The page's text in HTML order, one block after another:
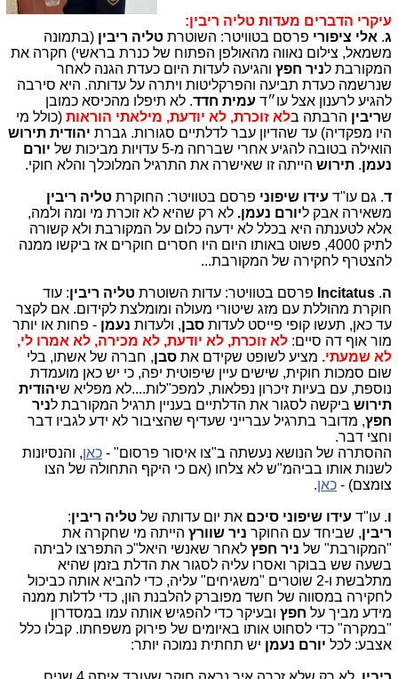
עיקרי הדברים מעדות טליה ריבין:
ג. אלי ציפורי פרסם בטוויטר: השוטרת טליה ריבין (בתמונה
משמאל, צילום נאווה מהאולפן הפתוח של כנרת בראשי) חקרה את
המקורבת לניר חפץ והגיעה לעדות היום כעדת הגנה לאחר
שנרשמה כעדת תביעה והפרקליטות ויתרה על עדותה. היא סירבה
להגיע לרענון אצל עו״ד עמית חדד. לא תיפלו מהכיסא כמובן
שריבין הרבתה בלא זוכרת, לא יודעת, מילאתי הוראות (כולל מי
היו מפקדיה) עד שהדיון עבר לדלתיים סגורות. גברת יהודית תירוש
הואילה בטובה להגיע אחרי שברחה מ-5 עדויות מביכות של
יורם
נעמן. תירוש הייתה זו שאישרה את התרגיל המלוכלך והלא חוקי.
ד. גם עו"ד עידו שיפוני פרסם בטוויטר: החוקרת טליה ריבין
משאירה אבק ליורם נעמן. לא רק שהיא לא זוכרת מי ומה ולמה,
אלא לטענתה היא בכלל לא ידעה כלום על המקורבת ולא קשורה
לתיק 4000, פשוט באותו היום היו חסרים חוקרים אז ביקשו ממנה
להצטרף לחקירה של המקורבת...
ה.
Incitatus פרסם בטוויטר: עדות השוטרת טליה ריבין: עוד
חוקרת מהוללת עם מזג שיטורי מעולה ומומלצת לקידום. אם לקצר
עד כאן, תעשו קופי פייסט לעדות סבן, ולעדות נעמן - פחות או יותר
מור אוף דה סיים: לא זוכרת, לא יודעת, לא מכירה, לא אמרו לי,
לא שמעתי. מציע לשופט שקידם את סבן, חברה של אשתו, בלי
שום סמכות חוקית, שישים עיין שיפוטית יפה, כי יש כאן מועמדת
נוספת, עם בעיות זיכרון נפלאות, למפכ"לות....לא מפליא שיהודית
תירוש ביקשה לסגור את הדלתיים בעניין תרגיל המקורבת לניר
חפץ, מדובר בתרגיל עברייני שעדיף שהציבור לא ידע לגביו דבר
וחצי דבר.
ההסתרה של הנושא נעשתה ב"צו איסור פרסום" - כאן, והנסיונות
לשנות אותו בביהמ"ש לא צלחו (אם כי היקף התחולה של הצו
צומצם) - כאן.
ו. עו"ד עידו שיפוני סיכם את יום עדותה של טליה ריבין:
ריבין, שביחד עם החוקר ניר שוורץ הייתה מי שחקרה את
"המקורבת" של ניר חפץ לאחר שאנשי היאל"כ התפרצו לביתה
בשעה שש בבוקר ואסרו עליה לסגור את הדלת בזמן שהיא
מתלבשת ו-2 שוטרים "משגיחים" עליה, כדי להביא אותה כביכול
לחקירה במסווה של חשד מפוברק להלבנת הון, כדי לדלות ממנה
מידע מביך על חפץ ובעיקר כדי להפגיש אותה עמו במסדרון
"במקרה" כדי לסחוט אותו באיומים של פירוק משפחתו. קבלו כלל
אצבע: לכל יורם נעמן יש תחתית נמוכה יותר: